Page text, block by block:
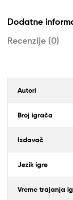
Dodatne
Recenzije (0)
Autori
Broj igrača
Izdavač
Jezik igre
Vreme trajanja